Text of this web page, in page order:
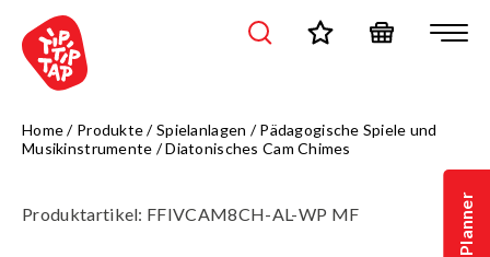
3D Planner
Home/ Produkte/Spielanlagen /Pädagogische Spiele und
Musikinstrumente /Diatonisches Cam Chimes
Produktartikel: FFIVCAM8CH-AL-WP MF